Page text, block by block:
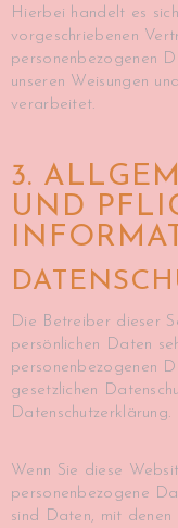
Hierbei handelt es
vorgeschriebenen
personenbezogenen
unseren Weisungen
verarbeitet.
3.
UND
Die Betreiber dieser
persönlichen Daten
personenbezogenen
gesetzlichen
Datenschutzerklärung.
Wenn Sie diese
personenbezogene
sind Daten, mit denen